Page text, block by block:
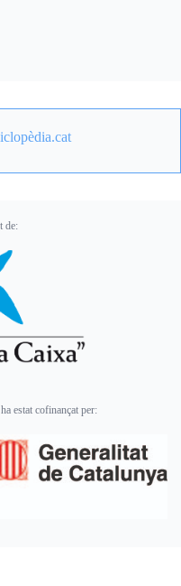
de:
estat cofinançat per: